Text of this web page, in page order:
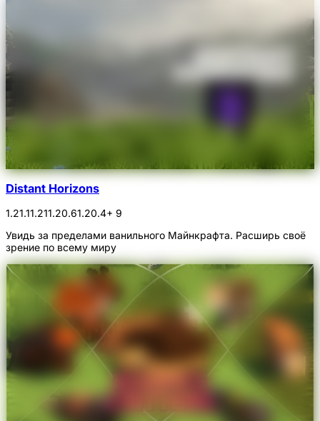
Distant Horizons
1.21.11.211.20.61.20.4+ 9
Увидь за пределами ванильного Майнкрафта. Расширь своё
зрение по всему миру